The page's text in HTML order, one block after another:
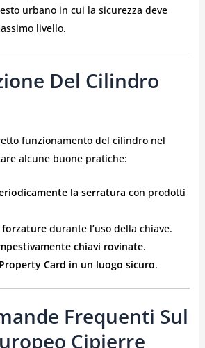
urbano in cui la sicurezza deve
livello.
Del Cilindro
funzionamento del cilindro nel
alcune buone pratiche:
la serratura con prodotti
forzaturedurante l’uso della chiave.
chiavi rovinate.
Card in un luogo sicuro.
Frequenti Sul
Cipierre